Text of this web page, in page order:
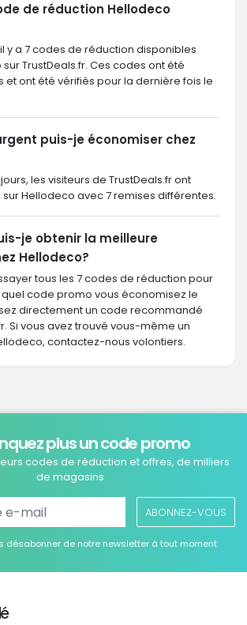
de réduction Hellodeco
y a 7 codes de réduction disponibles
TrustDeals.fr. Ces codes ont été
et ont été vérifiés pour la dernière fois le
puis-je économiser chez
les visiteurs de TrustDeals.fr ont
Hellodeco avec 7 remises différentes.
je obtenir la meilleure
Hellodeco?
tous les 7 codes de réduction pour
code promo vous économisez le
directement un code recommandé
Si vous avez trouvé vous-même un
contactez-nous volontiers.
plus un code promo
codes de réduction et offres, de milliers
de magasins
ABONNEZ-VOUS
désabonner de notre newsletter à tout moment